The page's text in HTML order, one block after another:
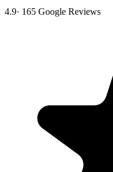
4.9· 165 Google Reviews